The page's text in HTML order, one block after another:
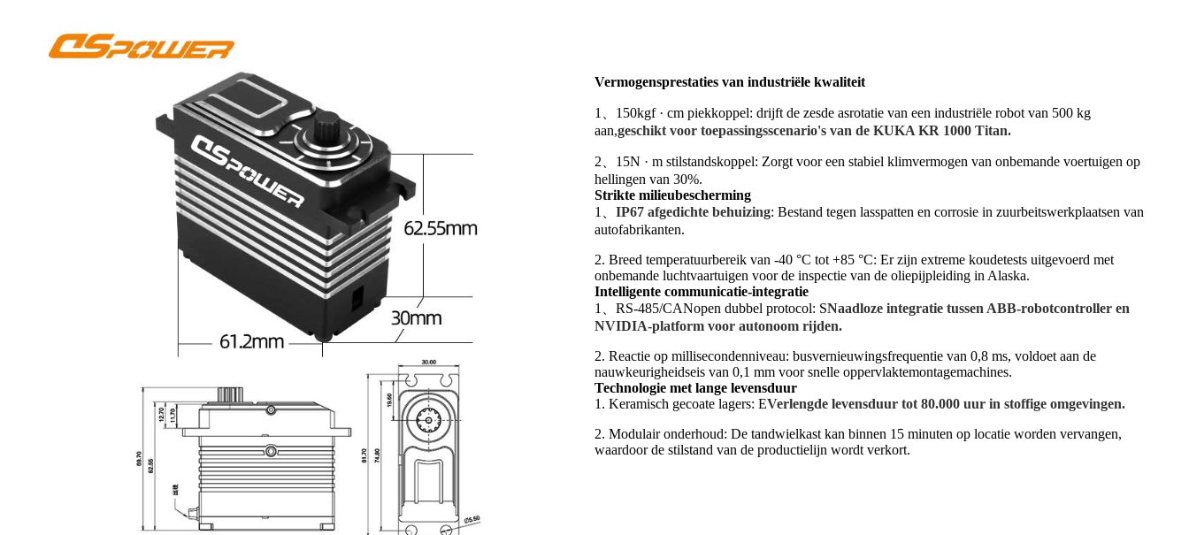
Vermogensprestaties van industriële kwaliteit
1、150kgf · cm piekkoppel: drijft de zesde asrotatie van een industriële robot van 500 kg
aan,geschikt voor toepassingsscenario's van de KUKA KR 1000 Titan.
2、15N · m stilstandskoppel: Zorgt voor een stabiel klimvermogen van onbemande voertuigen op
hellingen van 30%.
Strikte milieubescherming
1、 IP67 afgedichte behuizing: Bestand tegen lasspatten en corrosie in zuurbeitswerkplaatsen van
autofabrikanten.
2. Breed temperatuurbereik van -40 °C tot +85 °C: Er zijn extreme koudetests uitgevoerd met
onbemande luchtvaartuigen voor de inspectie van de oliepijpleiding in Alaska.
Intelligente communicatie-integratie
1、RS-485/CANopen dubbel protocol: SNaadloze integratie tussen ABB-robotcontroller en
NVIDIA-platform voor autonoom rijden.
2. Reactie op millisecondenniveau: busvernieuwingsfrequentie van 0,8 ms, voldoet aan de
nauwkeurigheidseis van 0,1 mm voor snelle oppervlaktemontagemachines.
Technologie met lange levensduur
1. Keramisch gecoate lagers: EVerlengde levensduur tot 80.000 uur in stoffige omgevingen.
2. Modulair onderhoud: De tandwielkast kan binnen 15 minuten op locatie worden vervangen,
waardoor de stilstand van de productielijn wordt verkort.